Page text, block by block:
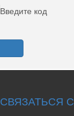
СВЯЗАТЬСЯ